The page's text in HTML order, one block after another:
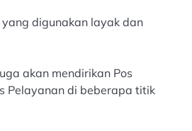
digunakan layak dan
akan mendirikan Pos
Pelayanan di beberapa titik